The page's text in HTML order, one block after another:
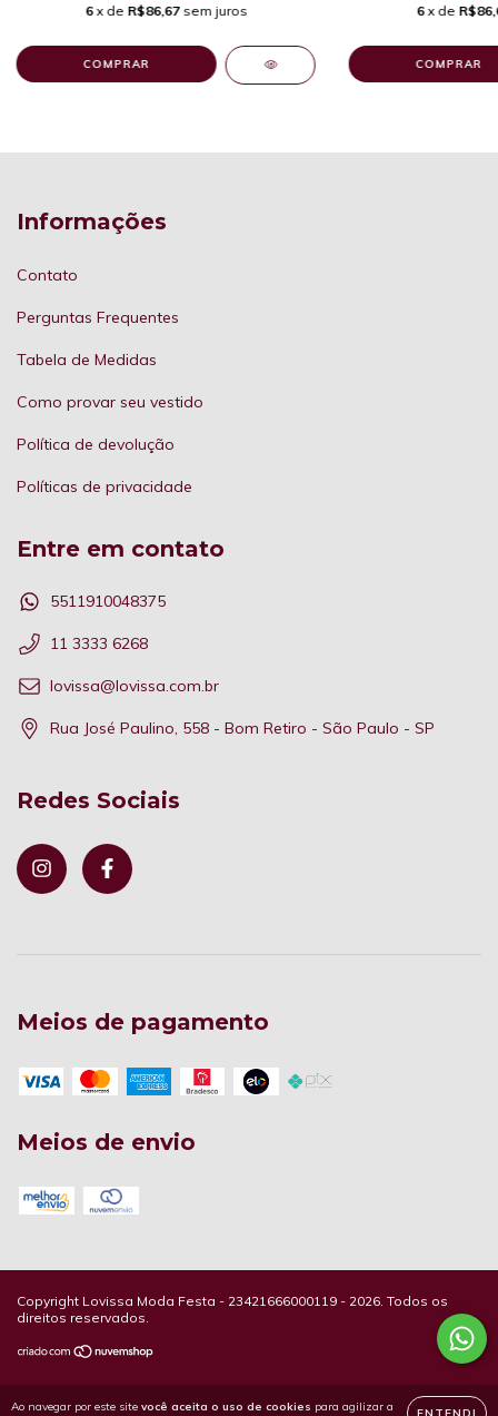
Ao navegar por este site você aceita o uso de cookies para agilizar a
6 x de R$86,67 sem juros
COMPRAR
6 x de
COMPRAR
Informações
Contato
Perguntas Frequentes
Tabela de Medidas
Como provar seu vestido
Política de devolução
Políticas de privacidade
Entre em contato
5511910048375
11 3333 6268
lovissa@lovissa.com.br
Rua José Paulino, 558 - Bom Retiro - São Paulo - SP
Redes Sociais
Meios de pagamento
Meios de envio
Copyright Lovissa Moda Festa - 23421666000119 - 2026. Todos os
direitos reservados.